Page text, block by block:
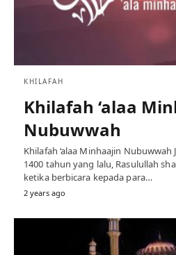
KHILAFAH
Khilafah ‘alaa
Nubuwwah
Khilafah ‘alaa Minhaajin Nubuwwah
1400 tahun yang lalu, Rasulullah
ketika berbicara kepada para…
2 years ago